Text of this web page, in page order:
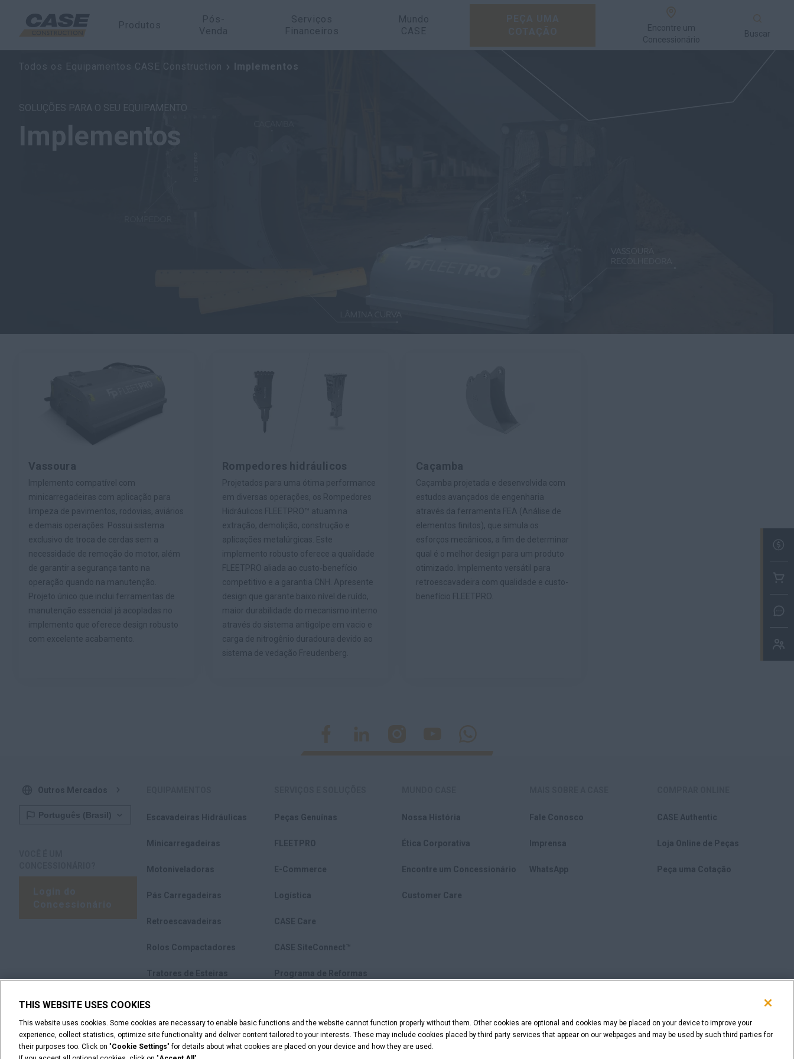
Produtos
Pós-
Venda
Serviços
Financeiros
Mundo
CASE
Encontre um
Concessionário
Buscar
Todos os Equipamentos CASE Construction Implementos
SOLUÇÕES PARA O SEU EQUIPAMENTO
Implementos
Vassoura
Implemento compatível com
minicarregadeiras com aplicação para
limpeza de pavimentos, rodovias, aviários
e demais operações. Possui sistema
exclusivo de troca de cerdas sem a
necessidade de remoção do motor, além
de garantir a segurança tanto na
operação quando na manutenção.
Projeto único que inclui ferramentas de
manutenção essencial já acopladas no
implemento que oferece design robusto
com excelente acabamento.
Rompedores hidráulicos
Projetados para uma ótima performance
em diversas operações, os Rompedores
Hidráulicos FLEETPRO™ atuam na
extração, demolição, construção e
aplicações metalúrgicas. Este
implemento robusto oferece a qualidade
FLEETPRO aliada ao custo-benefício
competitivo e a garantia CNH. Apresente
design que garante baixo nível de ruído,
maior durabilidade do mecanismo interno
através do sistema antigolpe em vacio e
carga de nitrogênio duradoura devido ao
sistema de vedação Freudenberg.
Caçamba
Caçamba projetada e desenvolvida com
estudos avançados de engenharia
através da ferramenta FEA (Análise de
elementos finitos), que simula os
esforços mecânicos, a fim de determinar
qual é o melhor design para um produto
otimizado. Implemento versátil para
retroescavadeira com qualidade e custo-
benefício FLEETPRO.
Outros Mercados
Escavadeiras Hidráulicas
Minicarregadeiras
Motoniveladoras
Pás Carregadeiras
Retroescavadeiras
Rolos Compactadores
Tratores de Esteiras
Implementos
Ver todos os produtos
Peças Genuínas
FLEETPRO
E-Commerce
Logística
CASE Care
CASE SiteConnect™
Programa de Reformas
Nossa História
Ética Corporativa
Encontre um Concessionário
Customer Care
Fale Conosco
Imprensa
WhatsApp
CASE Authentic
Loja Online de Peças
Peça uma Cotação
THIS WEBSITE USES COOKIES
This website uses cookies. Some cookies are necessary to enable basic functions and the website cannot function properly without them. Other cookies are optional and cookies may be placed on your device to improve your
experience, collect statistics, optimize site functionality and deliver content tailored to your interests. These may include cookies placed by third party services that appear on our webpages and may be used by such third parties for
their purposes too. Click on "Cookie Settings" for details about what cookies are placed on your device and how they are used.